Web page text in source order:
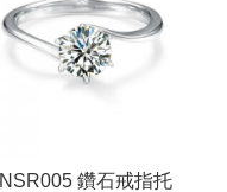
NSR005 鑽石戒指托